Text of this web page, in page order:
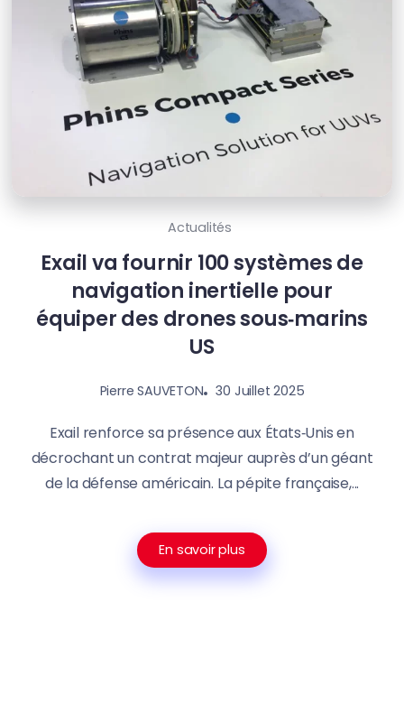
Actualités
Exail va fournir 100 systèmes de
navigation inertielle pour
équiper des drones sous‑marins
US
Pierre SAUVETON 30 Juillet 2025
Exail renforce sa présence aux États‑Unis en
décrochant un contrat majeur auprès d’un géant
de la défense américain. La pépite française,...
En savoir plus